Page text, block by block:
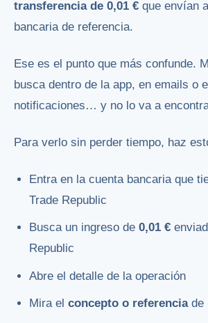
transferencia de 0,01 € que envían
bancaria de referencia.
Ese es el punto que más confunde.
busca dentro de la app, en emails o
notificaciones… y no lo va a
Para verlo sin perder tiempo, haz
Entra en la cuenta bancaria que
Trade Republic
Busca un ingreso de0,01 €
Republic
Abre el detalle de la operación
Mira elconcepto o referenciade